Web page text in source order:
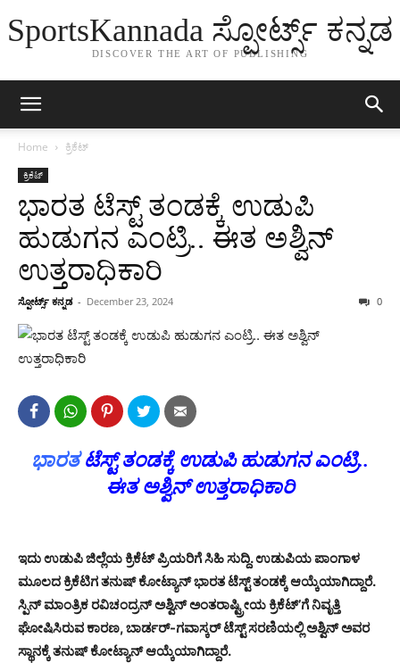
SportsKannada ಸ್ಪೋರ್ಟ್ಸ್ ಕನ್ನಡ
DISCOVER THE ART OF PUBLISHING
Home ಕ್ರಿಕೆಟ್
ಕ್ರಿಕೆಟ್
ಭಾರತ ಟೆಸ್ಟ್ ತಂಡಕ್ಕೆ ಉಡುಪಿ
ಹುಡುಗನ ಎಂಟ್ರಿ.. ಈತ ಅಶ್ವಿನ್
ಉತ್ತರಾಧಿಕಾರಿ
ಸ್ಪೋರ್ಟ್ಸ್ ಕನ್ನಡ - December 23, 2024 0
ಭಾರತಟೆಸ್ಟ್ ತಂಡಕ್ಕೆ ಉಡುಪಿ ಹುಡುಗನ ಎಂಟ್ರಿ..
ಈತ ಅಶ್ವಿನ್ ಉತ್ತರಾಧಿಕಾರಿ
ಇದು ಉಡುಪಿ ಜಿಲ್ಲೆಯ ಕ್ರಿಕೆಟ್ ಪ್ರಿಯರಿಗೆ ಸಿಹಿ ಸುದ್ದಿ. ಉಡುಪಿಯ ಪಾಂಗಾಳ
ಮೂಲದ ಕ್ರಿಕೆಟಿಗ ತನುಷ್ ಕೋಟ್ಯಾನ್ ಭಾರತ ಟೆಸ್ಟ್ ತಂಡಕ್ಕೆ ಆಯ್ಕೆಯಾಗಿದ್ದಾರೆ.
ಸ್ಪಿನ್ ಮಾಂತ್ರಿಕ ರವಿಚಂದ್ರನ್ ಅಶ್ವಿನ್ ಅಂತರಾಷ್ಟ್ರೀಯ ಕ್ರಿಕೆಟ್’ಗೆ ನಿವೃತ್ತಿ
ಘೋಷಿಸಿರುವ ಕಾರಣ, ಬಾರ್ಡರ್-ಗವಾಸ್ಕರ್ ಟೆಸ್ಟ್ ಸರಣಿಯಲ್ಲಿ ಅಶ್ವಿನ್ ಅವರ
ಸ್ಥಾನಕ್ಕೆ ತನುಷ್ ಕೋಟ್ಯಾನ್ ಆಯ್ಕೆಯಾಗಿದ್ದಾರೆ.